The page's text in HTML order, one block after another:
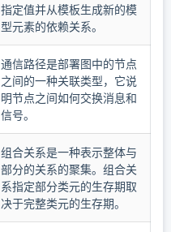
指定值并从模板生成新的模
型元素的依赖关系。
通信路径是部署图中的节点
之间的一种关联类型，它说
明节点之间如何交换消息和
信号。
组合关系是一种表示整体与
部分的关系的聚集。组合关
系指定部分类元的生存期取
决于完整类元的生存期。